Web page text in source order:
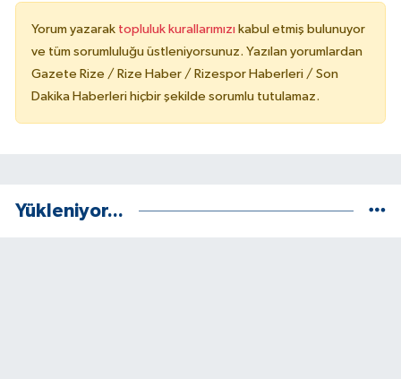
Yorum yazarak topluluk kurallarımızı kabul etmiş bulunuyor
ve tüm sorumluluğu üstleniyorsunuz. Yazılan yorumlardan
Gazete Rize / Rize Haber / Rizespor Haberleri / Son
Dakika Haberleri hiçbir şekilde sorumlu tutulamaz.
Yükleniyor...